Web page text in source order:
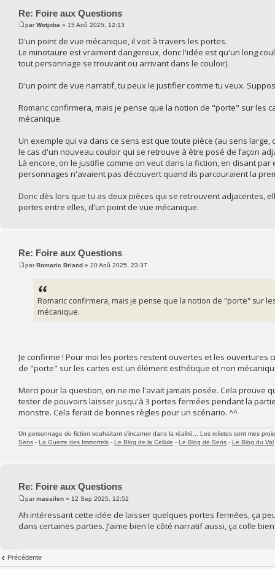
Re: Foire aux Questions
parWotjoba » 15 Aoû 2025, 12:13
D'un point de vue mécanique, il voit à travers les portes.
Le minotaure est vraiment dangereux, donc l'idée est qu'un long
tout personnage se trouvant ou arrivant dans le couloir).
D'un point de vue narratif, tu peux le justifier comme tu veux.
Romaric confirmera, mais je pense que la notion de "porte" sur les
mécanique.
Un exemple qui va dans ce sens est que toute pièce (au sens
le cas d'un nouveau couloir qui se retrouve à être posé de façon
Là encore, on le justifie comme on veut dans la fiction, en disant
personnages n'avaient pas découvert quand ils parcouraient la
Donc dès lors que tu as deux pièces qui se retrouvent adjacentes,
portes entre elles, d'un point de vue mécanique.
Re: Foire aux Questions
parRomaric Briand » 20 Aoû 2025, 23:37
Romaric confirmera, mais je pense que la notion de "porte" sur
mécanique.
Je confirme ! Pour moi les portes restent ouvertes et les
de "porte" sur les cartes est un élément esthétique et non
Merci pour la question, on ne me l'avait jamais posée. Cela prouve
tester de pouvoirs laisser jusqu'à 3 portes fermées pendant la
monstre. Cela ferait de bonnes règles pour un scénario. ^^
Un personnage de fiction souhaitant s'incarner dans la réalité... Les rolistes sont mes
Sens - La Guerre des Immortels - Le Blog de la Cellule - Le Blog de Sens - Le Blog du Val
Re: Foire aux Questions
parmassilen » 12 Sep 2025, 12:52
Ah intéressant cette idée de laisser quelques portes fermées, ça
dans certaines parties. J’aime bien le côté narratif aussi, ça colle
Précédente